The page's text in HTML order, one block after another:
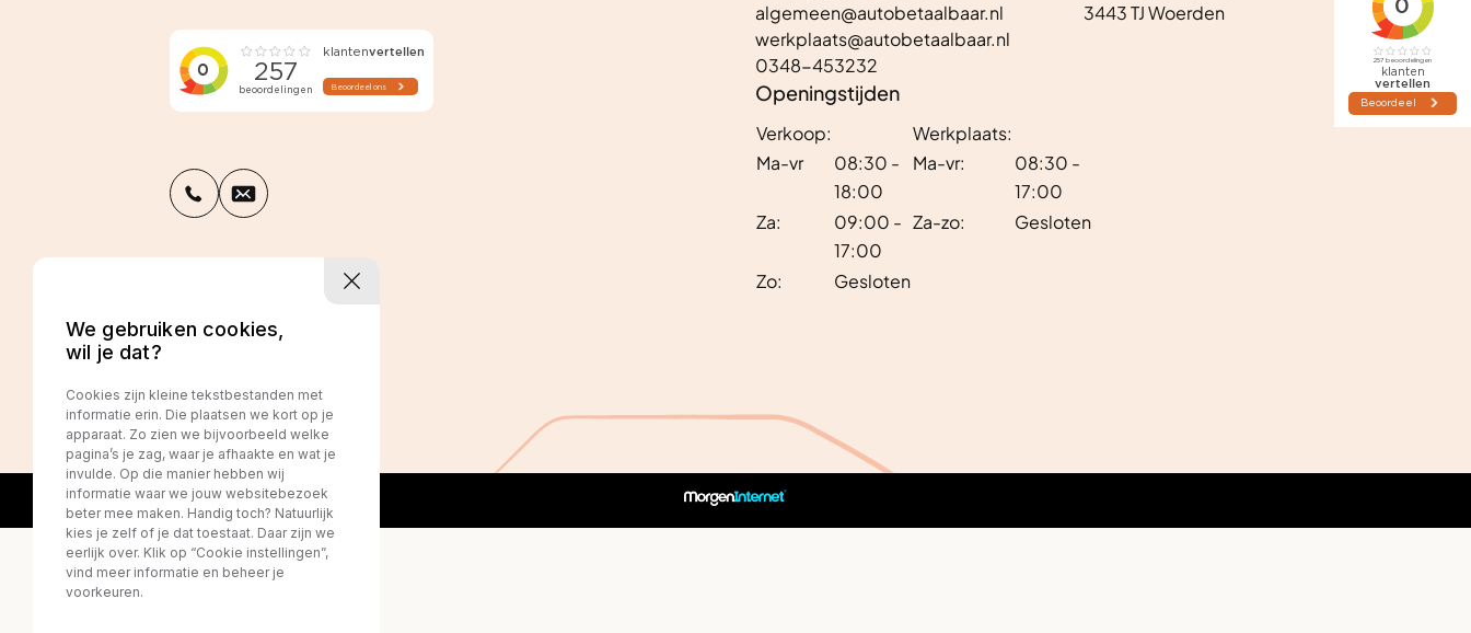
algemeen@autobetaalbaar.nl
werkplaats@autobetaalbaar.nl
0348-453232
3443 TJ Woerden
Openingstijden
Verkoop:
Ma-vr
08:30 -
18:00
Za:
09:00 -
17:00
Zo:
Gesloten
Werkplaats:
Ma-vr:
08:30 -
17:00
Za-zo:
Gesloten
Privacy policy
We gebruiken cookies,
wil je dat?
Cookies zijn kleine tekstbestanden met
informatie erin. Die plaatsen we kort op je
apparaat. Zo zien we bijvoorbeeld welke
pagina’s je zag, waar je afhaakte en wat je
invulde. Op die manier hebben wij
informatie waar we jouw websitebezoek
beter mee maken. Handig toch? Natuurlijk
kies je zelf of je dat toestaat. Daar zijn we
eerlijk over. Klik op “Cookie instellingen”,
vind meer informatie en beheer je
voorkeuren.